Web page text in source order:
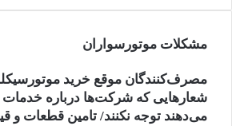
مشکلات موتورسواران
مصرف‌کنندگان موقع خرید
شعارهایی که شرکت‌ها درباره
می‌دهند توجه نکنند/ تامین قطعات و